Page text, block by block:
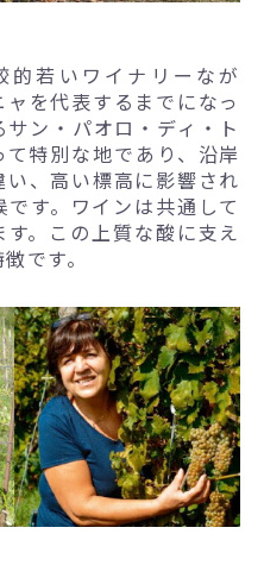
的若いワイナリーなが
を代表するまでになっ
ン・パオロ・ディ・ト
特別な地であり、沿岸
、高い標高に影響され
す。ワインは共通して
。この上質な酸に支え
です。